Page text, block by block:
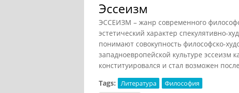
Эссеизм
ЭССЕИЗМ – жанр современного
эстетический характер спекулятивно-
понимают совокупность философско-
западноевропейской культуре эссеизм
конституировался и стал возможен
Tags:
Литература Философия